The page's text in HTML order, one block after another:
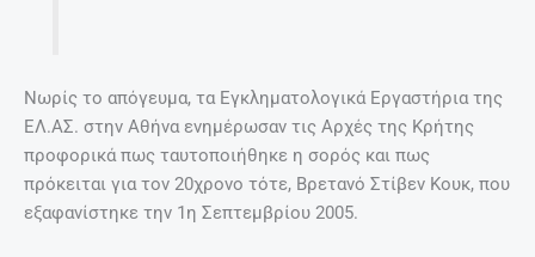
Νωρίς το απόγευμα, τα Εγκληματολογικά Εργαστήρια της
ΕΛ.ΑΣ. στην Αθήνα ενημέρωσαν τις Αρχές της Κρήτης
προφορικά πως ταυτοποιήθηκε η σορός και πως
πρόκειται για τον 20χρονο τότε, Βρετανό Στίβεν Κουκ, που
εξαφανίστηκε την 1η Σεπτεμβρίου 2005.